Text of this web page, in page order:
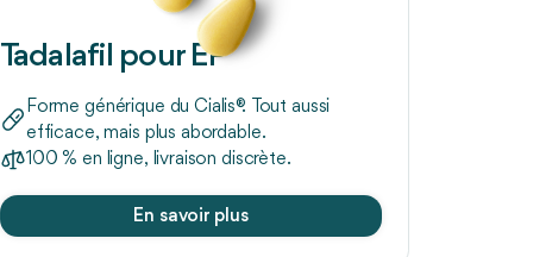
Tadalafil pour EP
Forme générique du Cialis®. Tout aussi
efficace, mais plus abordable.
100 % en ligne, livraison discrète.
En savoir plus